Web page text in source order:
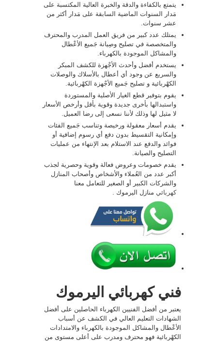
يتمتع بالكفاءة والدقة والخبرة العالية المكتسبة على
مَدار السنوات الماضية السابقة على مَدار أكثر من
عشر سنوات.
يمتلك عدد كبير من فريق العمل المدرب والمحترف
والمتخصصة في تصليح وصِيانة جَميع الأعْطال
والمشاكل الموجودة بالكهرباء.
يستخدم أفضل وأحدث الأجْهزة للكشف المبكر
والسريع عن وجود أي أعطال بالأسلاك والوصلات
الكهْربائية و تصليح جَميع الأجْهزة الكهْربائية.
يقوم بتوفير قطع الغيار الأصلية والمستوردة
واستبدالها بأخرى جديدة وقوية بأقل وأرخص الأسعار
لا مثيل لها وذلك لأننا نسعى إلى رضا العميل.
يقدم أسعار معقولة ورخيصة وتناسب جَميع الفئات
وإمكانية التقسيط بدون دفع أي رسوم إضافية أو
فوائد والدفع عند الاستلام بعد الإنتهاء من عمليات
التصليح والصيانة.
يقدم خصومات وعروض فعالة وقوية وحصرية لجذب
أكبر عدد من العُملاء والأشخاص وأصحاب المنازل
والشركات الكبير أو الصغير للتعامل معنا
كهربائي منازل اليرموك .
فني كهربائي اليرموك
يعتبر من أفضل الفنيين الكهرباء الحاصلين على أفضل
الشهادات التعليم العالي في الكشف عن أسباب
الأعْطال والمشاكل الموجودة بالكهرباء والامتدادات
الكهْربائية فهو محترف ومدرب على أعلى مستوى من